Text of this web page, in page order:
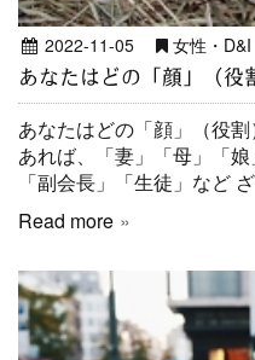
2022-11-05 女性・D&I
あなたはどの「顔」（役
あなたはどの「顔」（役
あれば、「妻」「母」「
「副会長」「生徒」など
Read more